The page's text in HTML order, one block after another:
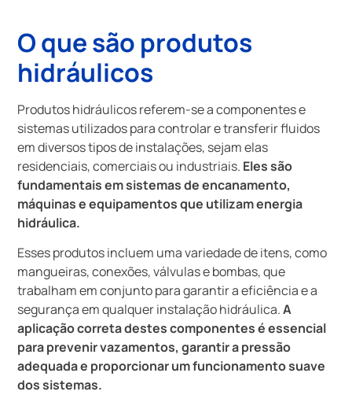
O que são produtos
hidráulicos
Produtos hidráulicos referem-se a componentes e
sistemas utilizados para controlar e transferir fluidos
em diversos tipos de instalações, sejam elas
residenciais, comerciais ou industriais. Eles são
fundamentais em sistemas de encanamento,
máquinas e equipamentos que utilizam energia
hidráulica.
Esses produtos incluem uma variedade de itens, como
mangueiras, conexões, válvulas e bombas, que
trabalham em conjunto para garantir a eficiência e a
segurança em qualquer instalação hidráulica.A
aplicação correta destes componentes é essencial
para prevenir vazamentos, garantir a pressão
adequada e proporcionar um funcionamento suave
dos sistemas.